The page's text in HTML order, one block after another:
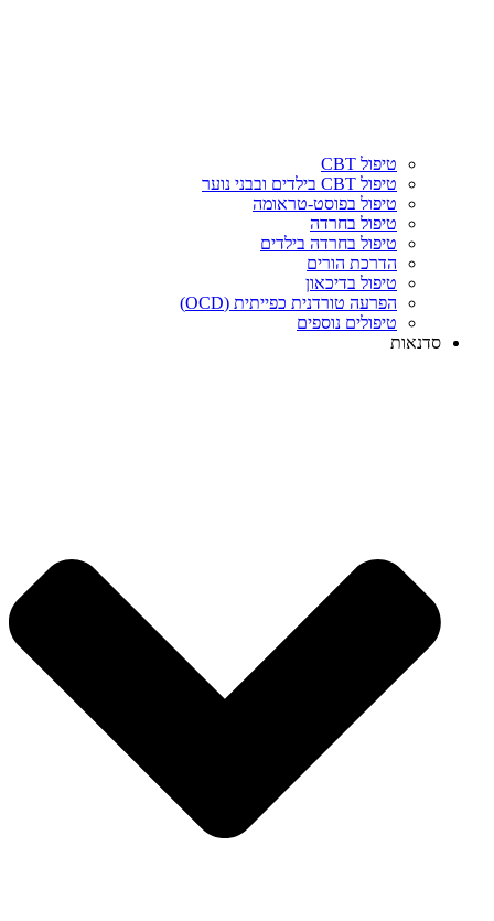
טיפול CBT
טיפול CBT בילדים ובבני נוער
טיפול בפוסט-טראומה
טיפול בחרדה
טיפול בחרדה בילדים
הדרכת הורים
טיפול בדיכאון
הפרעה טורדנית כפייתית (OCD)
טיפולים נוספים
סדנאות